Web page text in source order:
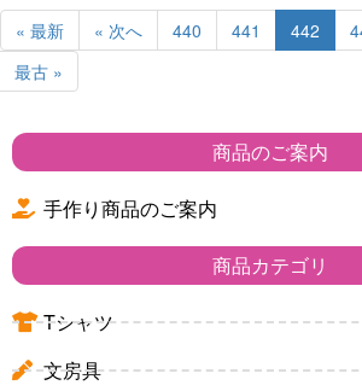
« 最新 « 次へ 440 441 442
最古 »
商品のご案内
手作り商品のご案内
商品カテゴリ
Tシャツ
文房具